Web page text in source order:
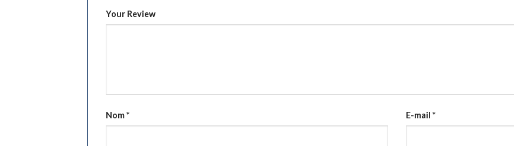
Your Review
Nom* E-mail *